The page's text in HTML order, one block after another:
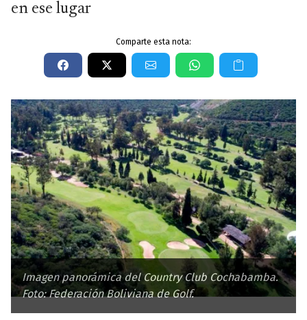
en ese lugar
Comparte esta nota:
Imagen panorámica del Country Club Cochabamba.
Foto: Federación Boliviana de Golf.